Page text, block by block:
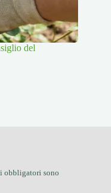
del
obbligatori sono